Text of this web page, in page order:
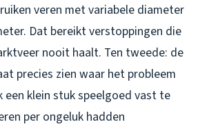
veren met variabele diameter
Dat bereikt verstoppingen die
nooit haalt. Ten tweede: de
precies zien waar het probleem
een klein stuk speelgoed vast te
per ongeluk hadden